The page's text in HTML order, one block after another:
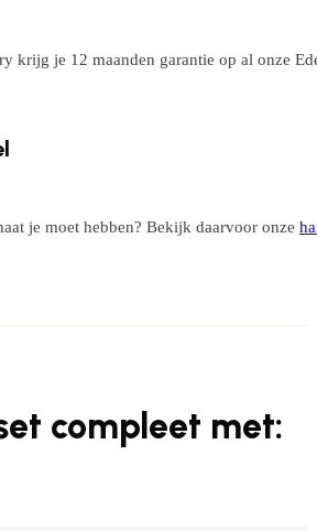
krijg je 12 maanden garantie op al onze
je moet hebben? Bekijk daarvoor onze
compleet met: